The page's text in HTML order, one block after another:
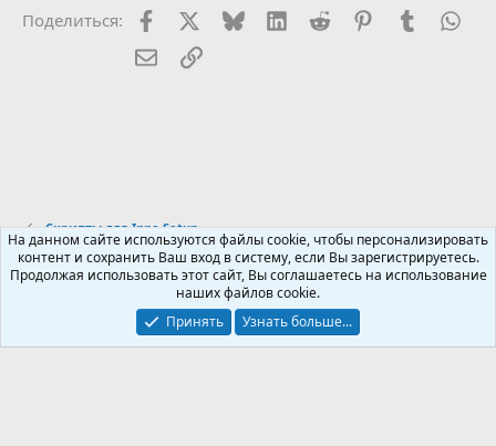
Поделиться: FacebookX (Twitter)
BlueskyLinkedInReddit PinterestTumblr
Электронная почта
Ссылка
Скрипты для Inno Setup
Russian (RU)
Условия и правила
Политика конфиденциальности
Помощь
На данном сайте используются файлы cookie, чтобы персонализировать
контент и сохранить Ваш вход в систему, если Вы зарегистрируетесь.
Продолжая использовать этот сайт, Вы соглашаетесь на использование
наших файлов cookie.
Принять
Узнать больше...